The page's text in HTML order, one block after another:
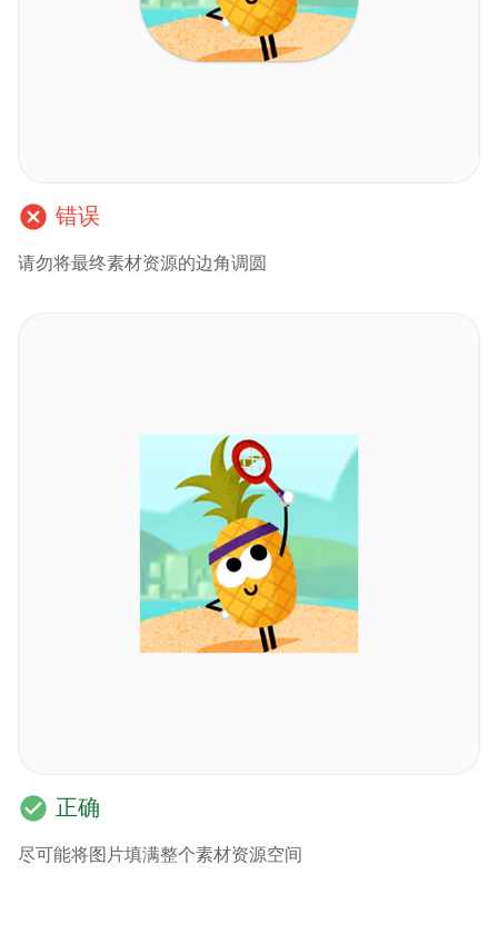
cancel 错误
请勿将最终素材资源的边角调圆
check_circle 正确
尽可能将图片填满整个素材资源空间